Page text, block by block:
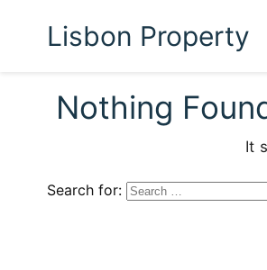
Lisbon Property
Nothing
It
Search for: